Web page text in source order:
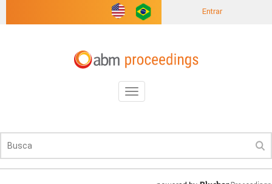
Entrar
Toggle
navigation